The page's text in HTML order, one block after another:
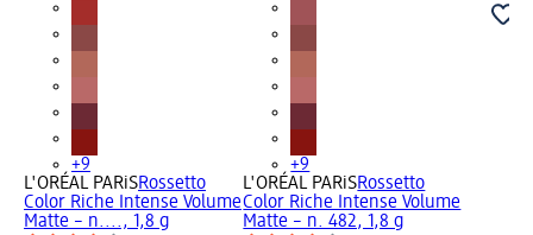
+9
L'ORÉAL PARiSRossetto
Color Riche Intense Volume
Matte – n...., 1,8 g
+9
L'ORÉAL PARiSRossetto
Color Riche Intense Volume
Matte – n. 482, 1,8 g